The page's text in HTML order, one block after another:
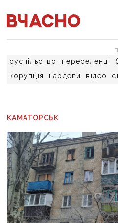
суспільство переселенці
корупція
нардепи відео
КАМАТОРСЬК